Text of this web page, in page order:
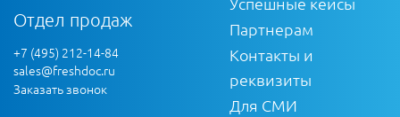
Отдел продаж
+7 (495) 212-14-84
sales@freshdoc.ru
Заказать звонок
Партнерам
Контакты и
реквизиты
Для СМИ